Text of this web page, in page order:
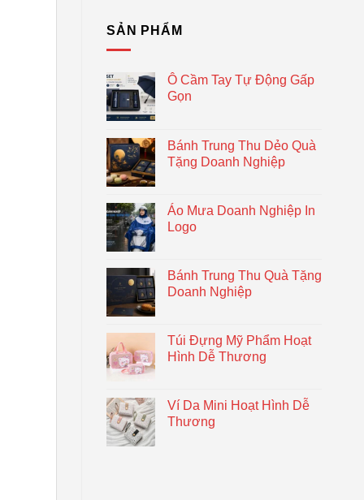
SẢN PHẨM
Ô Cầm Tay Tự Động Gấp
Gọn
Bánh Trung Thu Dẻo Quà
Tặng Doanh Nghiệp
Áo Mưa Doanh Nghiệp In
Logo
Bánh Trung Thu Quà Tặng
Doanh Nghiệp
Túi Đựng Mỹ Phẩm Hoạt
Hình Dễ Thương
Ví Da Mini Hoạt Hình Dễ
Thương